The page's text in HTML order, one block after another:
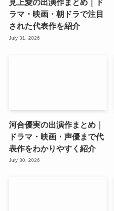
見上愛の出演作まとめ｜ド
ラマ・映画・朝ドラで注目
された代表作を紹介
July 31, 2026
河合優実の出演作まとめ｜
ドラマ・映画・声優まで代
表作をわかりやすく紹介
July 30, 2026